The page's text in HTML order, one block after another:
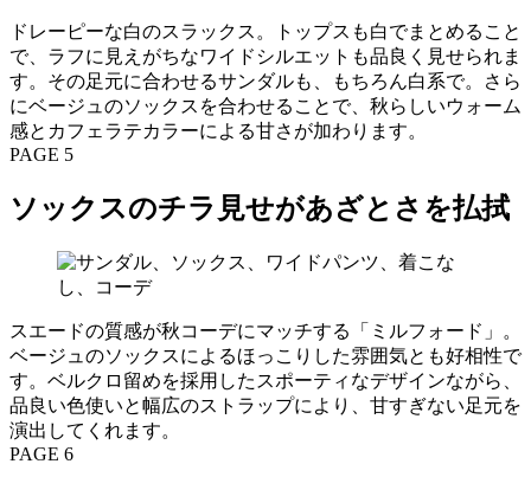
ドレーピーな白のスラックス。トップスも白でまとめること
で、ラフに見えがちなワイドシルエットも品良く見せられま
す。その足元に合わせるサンダルも、もちろん白系で。さら
にベージュのソックスを合わせることで、秋らしいウォーム
感とカフェラテカラーによる甘さが加わります。
PAGE 5
ソックスのチラ見せがあざとさを払拭
スエードの質感が秋コーデにマッチする「ミルフォード」。
ベージュのソックスによるほっこりした雰囲気とも好相性で
す。ベルクロ留めを採用したスポーティなデザインながら、
品良い色使いと幅広のストラップにより、甘すぎない足元を
演出してくれます。
PAGE 6